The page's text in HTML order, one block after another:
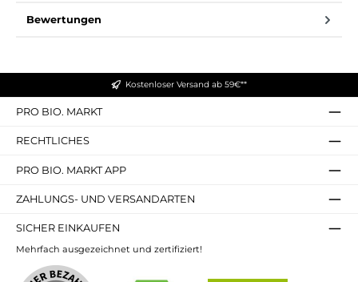
Bewertungen
Kostenloser Versand ab 59€**
PRO BIO. MARKT
RECHTLICHES
PRO BIO. MARKT APP
ZAHLUNGS- UND VERSANDARTEN
SICHER EINKAUFEN
Mehrfach ausgezeichnet und zertifiziert!